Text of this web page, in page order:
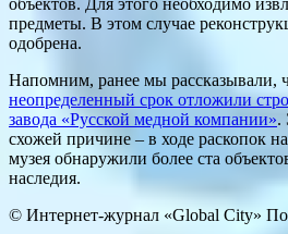
объектов. Для этого необходимо
предметы. В этом случае
одобрена.
Напомним, ранее мы рассказывали,
неопределенный срок отложили
завода «Русской медной компании».
схожей причине – в ходе раскопок
музея обнаружили более ста
наследия.
© Интернет-журнал «Global City»